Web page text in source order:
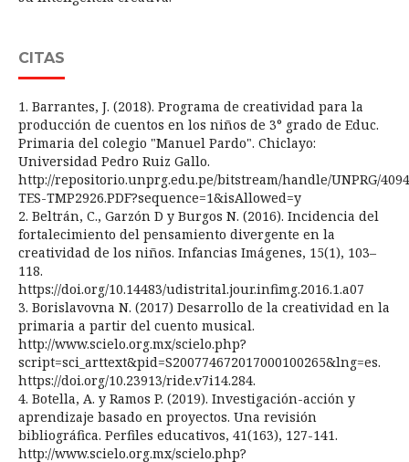
CITAS
1. Barrantes, J. (2018). Programa de creatividad para la
producción de cuentos en los niños de 3° grado de Educ.
Primaria del colegio "Manuel Pardo". Chiclayo:
Universidad Pedro Ruiz Gallo.
http://repositorio.unprg.edu.pe/bitstream/handle/UNPRG/
TES-TMP2926.PDF?sequence=1&isAllowed=y
2. Beltrán, C., Garzón D y Burgos N. (2016). Incidencia del
fortalecimiento del pensamiento divergente en la
creatividad de los niños. Infancias Imágenes, 15(1), 103–
118.
https://doi.org/10.14483/udistrital.jour.infimg.2016.1.a07
3. Borislavovna N. (2017) Desarrollo de la creatividad en la
primaria a partir del cuento musical.
http://www.scielo.org.mx/scielo.php?
script=sci_arttext&pid=S200774672017000100265&lng=es.
https://doi.org/10.23913/ride.v7i14.284.
4. Botella, A. y Ramos P. (2019). Investigación-acción y
aprendizaje basado en proyectos. Una revisión
bibliográfica. Perfiles educativos, 41(163), 127-141.
http://www.scielo.org.mx/scielo.php?